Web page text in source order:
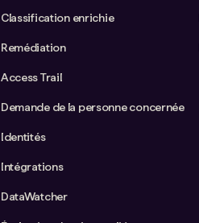
Classification enrichie
Remédiation
Access Trail
Demande de la personne concernée
Identités
Intégrations
DataWatcher